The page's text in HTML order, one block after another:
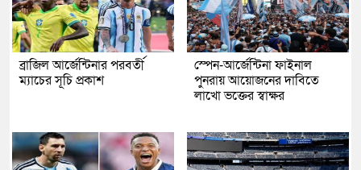
ব্রাজিল আর্জেন্টিনার পরবর্তী
ম্যাচের সূচি প্রকাশ
স্পেন-আর্জেন্টিনা ফাইনাল
পুনরায় আয়োজনের দাবিতে
লাখো ভক্তের স্বাক্ষর